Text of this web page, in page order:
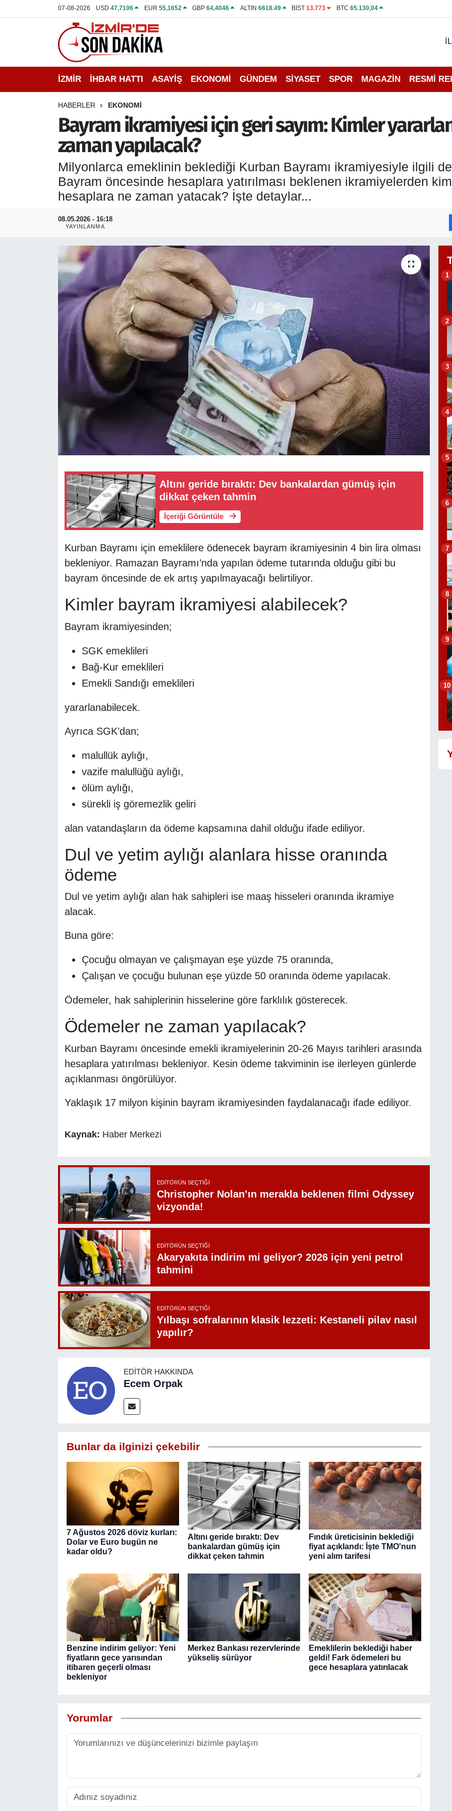
07-08-2026 USD47,7106 EUR 55,1652 GBP64,4046 ALTIN 6618.49 BİST13.773 BTC 65.130,04
İZMİR İHBAR HATTI ASAYİŞ EKONOMİ GÜNDEM SİYASET SPOR MAGAZİN RESMİ
HABERLER EKONOMİ
Bayram ikramiyesi için geri sayım: Kimler
zaman yapılacak?
Milyonlarca emeklinin beklediği Kurban Bayramı ikramiyesiyle ilgili
Bayram öncesinde hesaplara yatırılması beklenen ikramiyelerden
hesaplara ne zaman yatacak? İşte detaylar...
08.05.2026 - 16:18
YAYINLANMA
Altını geride bıraktı: Dev bankalardan gümüş için
dikkat çeken tahmin
İçeriği Görüntüle
Kurban Bayramı için emeklilere ödenecek bayram ikramiyesinin 4 bin lira olması
bekleniyor. Ramazan Bayramı’nda yapılan ödeme tutarında olduğu gibi bu
bayram öncesinde de ek artış yapılmayacağı belirtiliyor.
Kimler bayram ikramiyesi alabilecek?
Bayram ikramiyesinden;
SGK emeklileri
Bağ-Kur emeklileri
Emekli Sandığı emeklileri
yararlanabilecek.
Ayrıca SGK’dan;
malullük aylığı,
vazife malullüğü aylığı,
ölüm aylığı,
sürekli iş göremezlik geliri
alan vatandaşların da ödeme kapsamına dahil olduğu ifade ediliyor.
Dul ve yetim aylığı alanlara hisse oranında
ödeme
Dul ve yetim aylığı alan hak sahipleri ise maaş hisseleri oranında ikramiye
alacak.
Buna göre:
Çocuğu olmayan ve çalışmayan eşe yüzde 75 oranında,
Çalışan ve çocuğu bulunan eşe yüzde 50 oranında ödeme yapılacak.
Ödemeler, hak sahiplerinin hisselerine göre farklılık gösterecek.
Ödemeler ne zaman yapılacak?
Kurban Bayramı öncesinde emekli ikramiyelerinin 20-26 Mayıs tarihleri arasında
hesaplara yatırılması bekleniyor. Kesin ödeme takviminin ise ilerleyen günlerde
açıklanması öngörülüyor.
Yaklaşık 17 milyon kişinin bayram ikramiyesinden faydalanacağı ifade ediliyor.
Kaynak: Haber Merkezi
EDITÖRÜN SEÇTIĞI
Christopher Nolan’ın merakla beklenen filmi Odyssey
vizyonda!
EDITÖRÜN SEÇTIĞI
Akaryakıta indirim mi geliyor? 2026 için yeni petrol
tahmini
EDITÖRÜN SEÇTIĞI
Yılbaşı sofralarının klasik lezzeti: Kestaneli pilav nasıl
yapılır?
EDITÖR HAKKINDA
Ecem Orpak
Bunlar da ilginizi çekebilir
7 Ağustos 2026 döviz kurları:
Dolar ve Euro bugün ne
kadar oldu?
Altını geride bıraktı: Dev
bankalardan gümüş için
dikkat çeken tahmin
Fındık üreticisinin beklediği
fiyat açıklandı: İşte TMO'nun
yeni alım tarifesi
Benzine indirim geliyor: Yeni
fiyatların gece yarısından
itibaren geçerli olması
bekleniyor
Merkez Bankası rezervlerinde
yükseliş sürüyor
Emeklilerin beklediği haber
geldi! Fark ödemeleri bu
gece hesaplara yatırılacak
Yorumlar
1
2
3
4
5
6
7
8
9
10
İHBAR HATTI
DEPREM
EKONOMİ
SİYASET
ASAYİŞ
RESMİ REKLAM
İzmir Nöbetçi Eczaneler
İzmir Hava Durumu
İzmir Namaz Vakitleri
İzmir Trafik Yoğunluk Haritası
Puan Durumu ve Fikstür
Tüm Manşetler
Son Dakika Haberleri
Haber Arşivi